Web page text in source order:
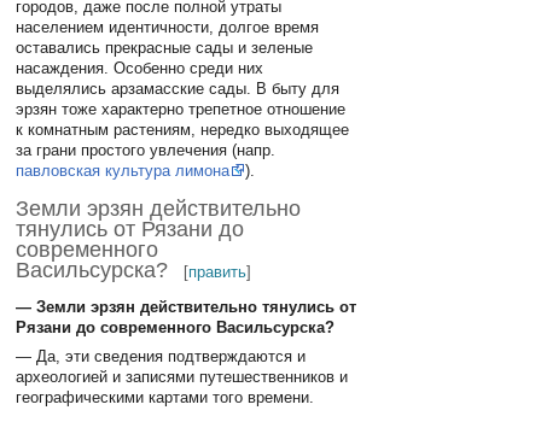
городов, даже после полной утраты
населением идентичности, долгое время
оставались прекрасные сады и зеленые
насаждения. Особенно среди них
выделялись арзамасские сады. В быту для
эрзян тоже характерно трепетное отношение
к комнатным растениям, нередко выходящее
за грани простого увлечения (напр.
павловская культура лимона
).
Земли эрзян действительно
тянулись от Рязани до
современного
Васильсурска?
[править]
— Земли эрзян действительно тянулись от
Рязани до современного Васильсурска?
— Да, эти сведения подтверждаются и
археологией и записями путешественников и
географическими картами того времени.